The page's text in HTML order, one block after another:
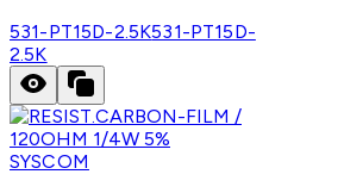
531-PT15D-2.5K531-PT15D-
2.5K
SYSCOM